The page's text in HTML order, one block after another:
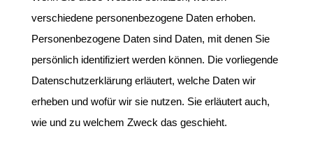
verschiedene personenbezogene Daten erhoben.
Personenbezogene Daten sind Daten, mit denen Sie
persönlich identifiziert werden können. Die vorliegende
Datenschutzerklärung erläutert, welche Daten wir
erheben und wofür wir sie nutzen. Sie erläutert auch,
wie und zu welchem Zweck das geschieht.